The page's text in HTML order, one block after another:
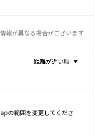
報が異なる場合がございます
距離が近い順
の範囲を変更してくださ